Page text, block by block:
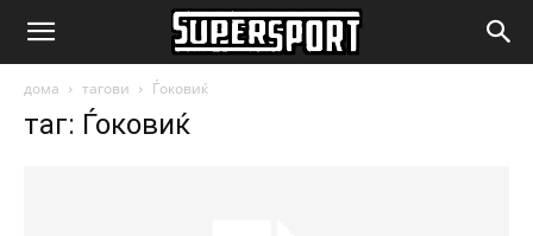
SuperSport.mk
дома тагови Ѓоковиќ
таг: Ѓоковиќ